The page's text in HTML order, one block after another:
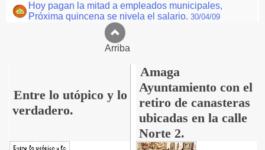
Hoy pagan la mitad a empleados municipales,
Próxima quincena se nivela el salario. 30/04/09
Arriba
Entre lo utópico y lo
verdadero.
Amaga
Ayuntamiento con el
retiro de canasteras
ubicadas en la calle
Norte 2.